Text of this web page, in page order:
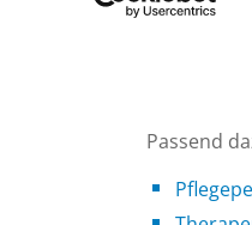
Passend